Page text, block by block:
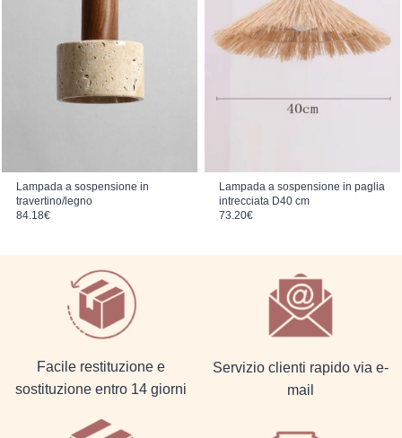
Lampada a sospensione in
travertino/legno
84.18€
Lampada a sospensione in paglia
intrecciata D40 cm
73.20€
Facile restituzione e
sostituzione entro 14 giorni
Servizio clienti rapido via e-
mail